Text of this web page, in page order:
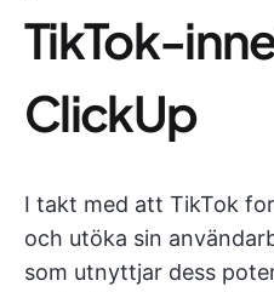
TikTok-
ClickUp
I takt med att TikTok
och utöka sin
som utnyttjar dess